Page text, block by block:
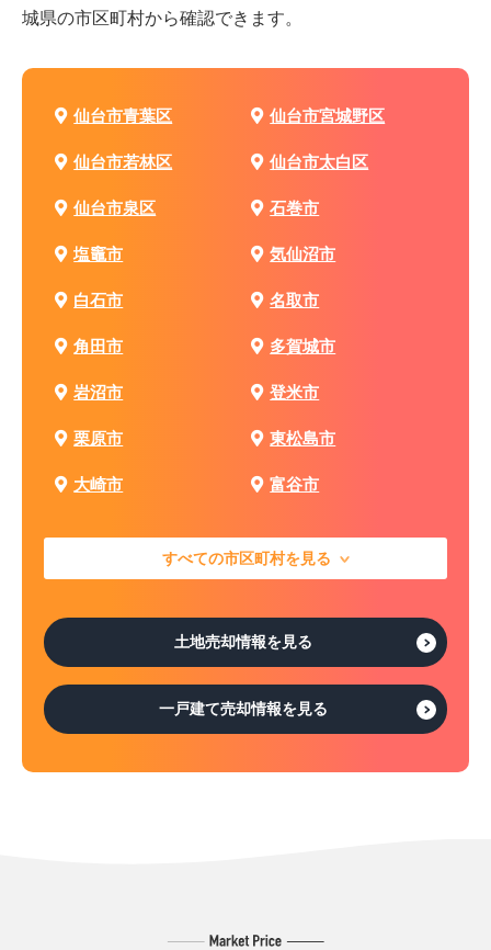
城県の市区町村から確認できます。
仙台市青葉区 仙台市宮城野区
仙台市若林区 仙台市太白区
仙台市泉区 石巻市
塩竈市 気仙沼市
白石市 名取市
角田市 多賀城市
岩沼市 登米市
栗原市 東松島市
大崎市 富谷市
すべての市区町村を見る
土地売却情報を見る
一戸建て売却情報を見る